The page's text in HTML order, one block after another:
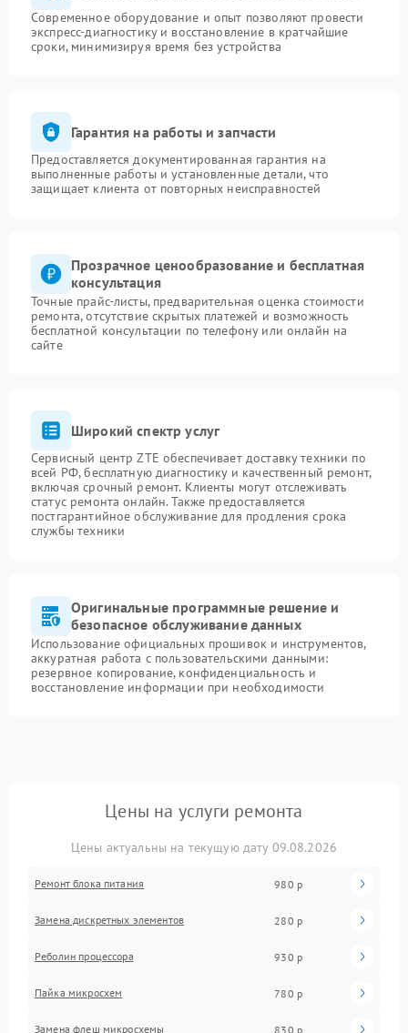
Современное оборудование и опыт позволяют провести
экспресс-диагностику и восстановление в кратчайшие
сроки, минимизируя время без устройства
Гарантия на работы и запчасти
Предоставляется документированная гарантия на
выполненные работы и установленные детали, что
защищает клиента от повторных неисправностей
Прозрачное ценообразование и бесплатная
консультация
Точные прайс-листы, предварительная оценка стоимости
ремонта, отсутствие скрытых платежей и возможность
бесплатной консультации по телефону или онлайн на
сайте
Широкий спектр услуг
Сервисный центр ZTE обеспечивает доставку техники по
всей РФ, бесплатную диагностику и качественный ремонт,
включая срочный ремонт. Клиенты могут отслеживать
статус ремонта онлайн. Также предоставляется
постгарантийное обслуживание для продления срока
службы техники
Оригинальные программные решение и
безопасное обслуживание данных
Использование официальных прошивок и инструментов,
аккуратная работа с пользовательскими данными:
резервное копирование, конфиденциальность и
восстановление информации при необходимости
Цены на услуги ремонта
Цены актуальны на текущую дату 09.08.2026
Ремонт блока питания 980 р
Замена дискретных элементов 280 р
Реболин процессора 930 р
Пайка микросхем 780 р
Замена флеш микросхемы 830 р